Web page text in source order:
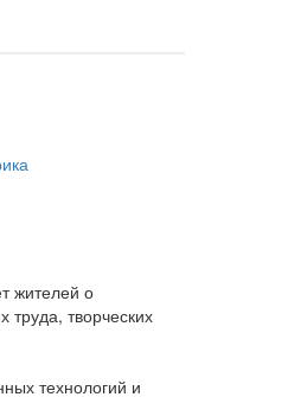
жителей о
творческих
технологий и